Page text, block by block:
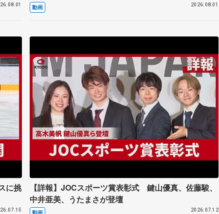
動画 2026.08.01
に挑
【詳報】JOCスポーツ賞表彰式 鍵山優真、佐藤駿、
中井亜美、うたまさが登壇
動画 2026.07.12